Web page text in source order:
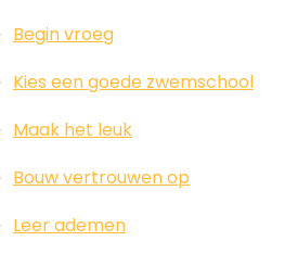
Begin vroeg
Kies een goede zwemschool
Maak het leuk
Bouw vertrouwen op
Leer ademen